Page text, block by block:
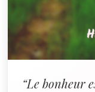
“Le bonheur